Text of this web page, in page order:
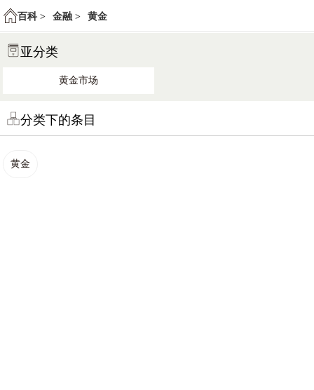
百科 > 金融 > 黄金
亚分类
黄金市场
分类下的条目
黄金